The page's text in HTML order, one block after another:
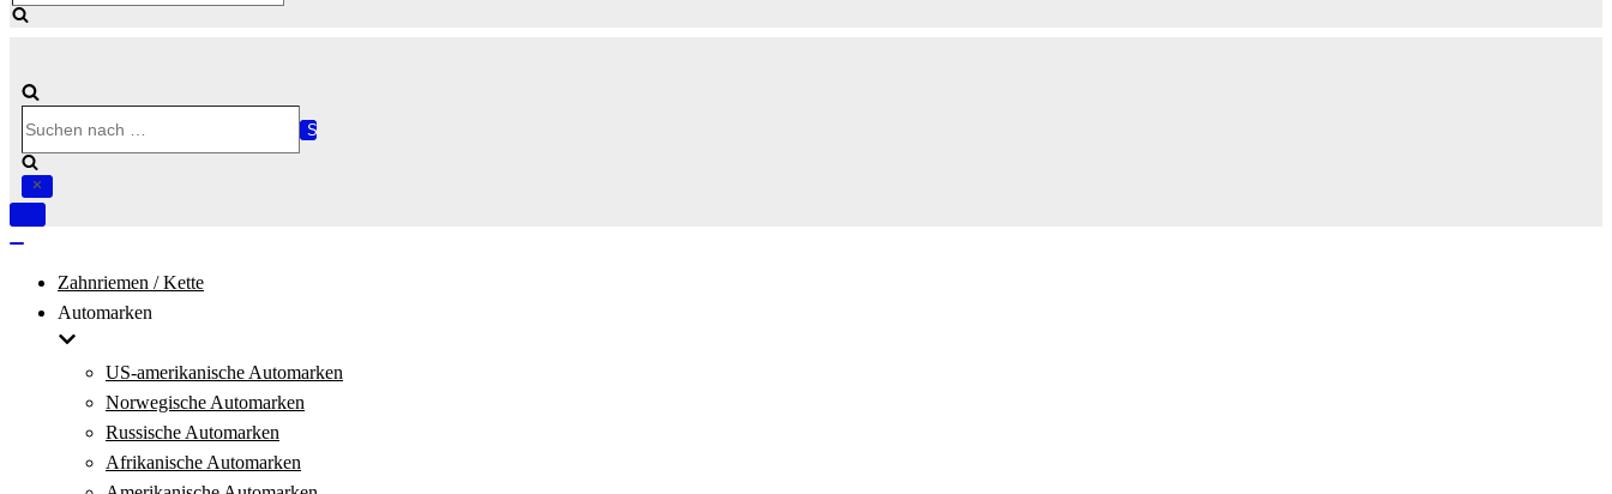
nach …
Navigation
Zahnriemen / Kette
Automarken
US-amerikanische Automarken
Norwegische Automarken
Russische Automarken
Afrikanische Automarken